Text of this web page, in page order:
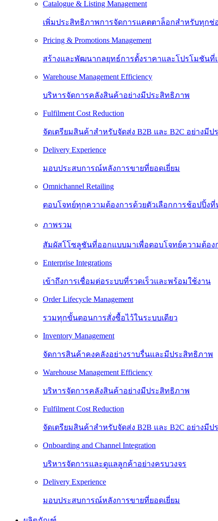
Catalogue & Listing Management
เพิ่มประสิทธิภาพการจัดการแคตตาล็อกสำหรับทุกช่
Pricing & Promotions Management
สร้างและพัฒนากลยุทธ์การตั้งราคาและโปรโมชันที่
Warehouse Management Efficiency
บริหารจัดการคลังสินค้าอย่างมีประสิทธิภาพ
Fulfilment Cost Reduction
จัดเตรียมสินค้าสำหรับจัดส่ง B2B และ B2C อย่างมี
Delivery Experience
มอบประสบการณ์หลังการขายที่ยอดเยี่ยม
Omnichannel Retailing
ตอบโจทย์ทุกความต้องการด้วยตัวเลือกการช้อปปิ้ง
ภาพรวม
สัมผัสโโซลูชันที่ออกแบบมาเพื่อตอบโจทย์ความต้อง
Enterprise Integrations
เข้าถึงการเชื่อมต่อระบบที่รวดเร็วและพร้อมใช้งาน
Order Lifecycle Management
รวมทุกขั้นตอนการสั่งซื้อไว้ในระบบเดียว
Inventory Management
จัดการสินค้าคงคลังอย่างราบรื่นและมีประสิทธิภาพ
Warehouse Management Efficiency
บริหารจัดการคลังสินค้าอย่างมีประสิทธิภาพ
Fulfilment Cost Reduction
จัดเตรียมสินค้าสำหรับจัดส่ง B2B และ B2C อย่างมี
Onboarding and Channel Integration
บริหารจัดการและดูแลลูกค้าอย่างครบวงจร
Delivery Experience
มอบประสบการณ์หลังการขายที่ยอดเยี่ยม